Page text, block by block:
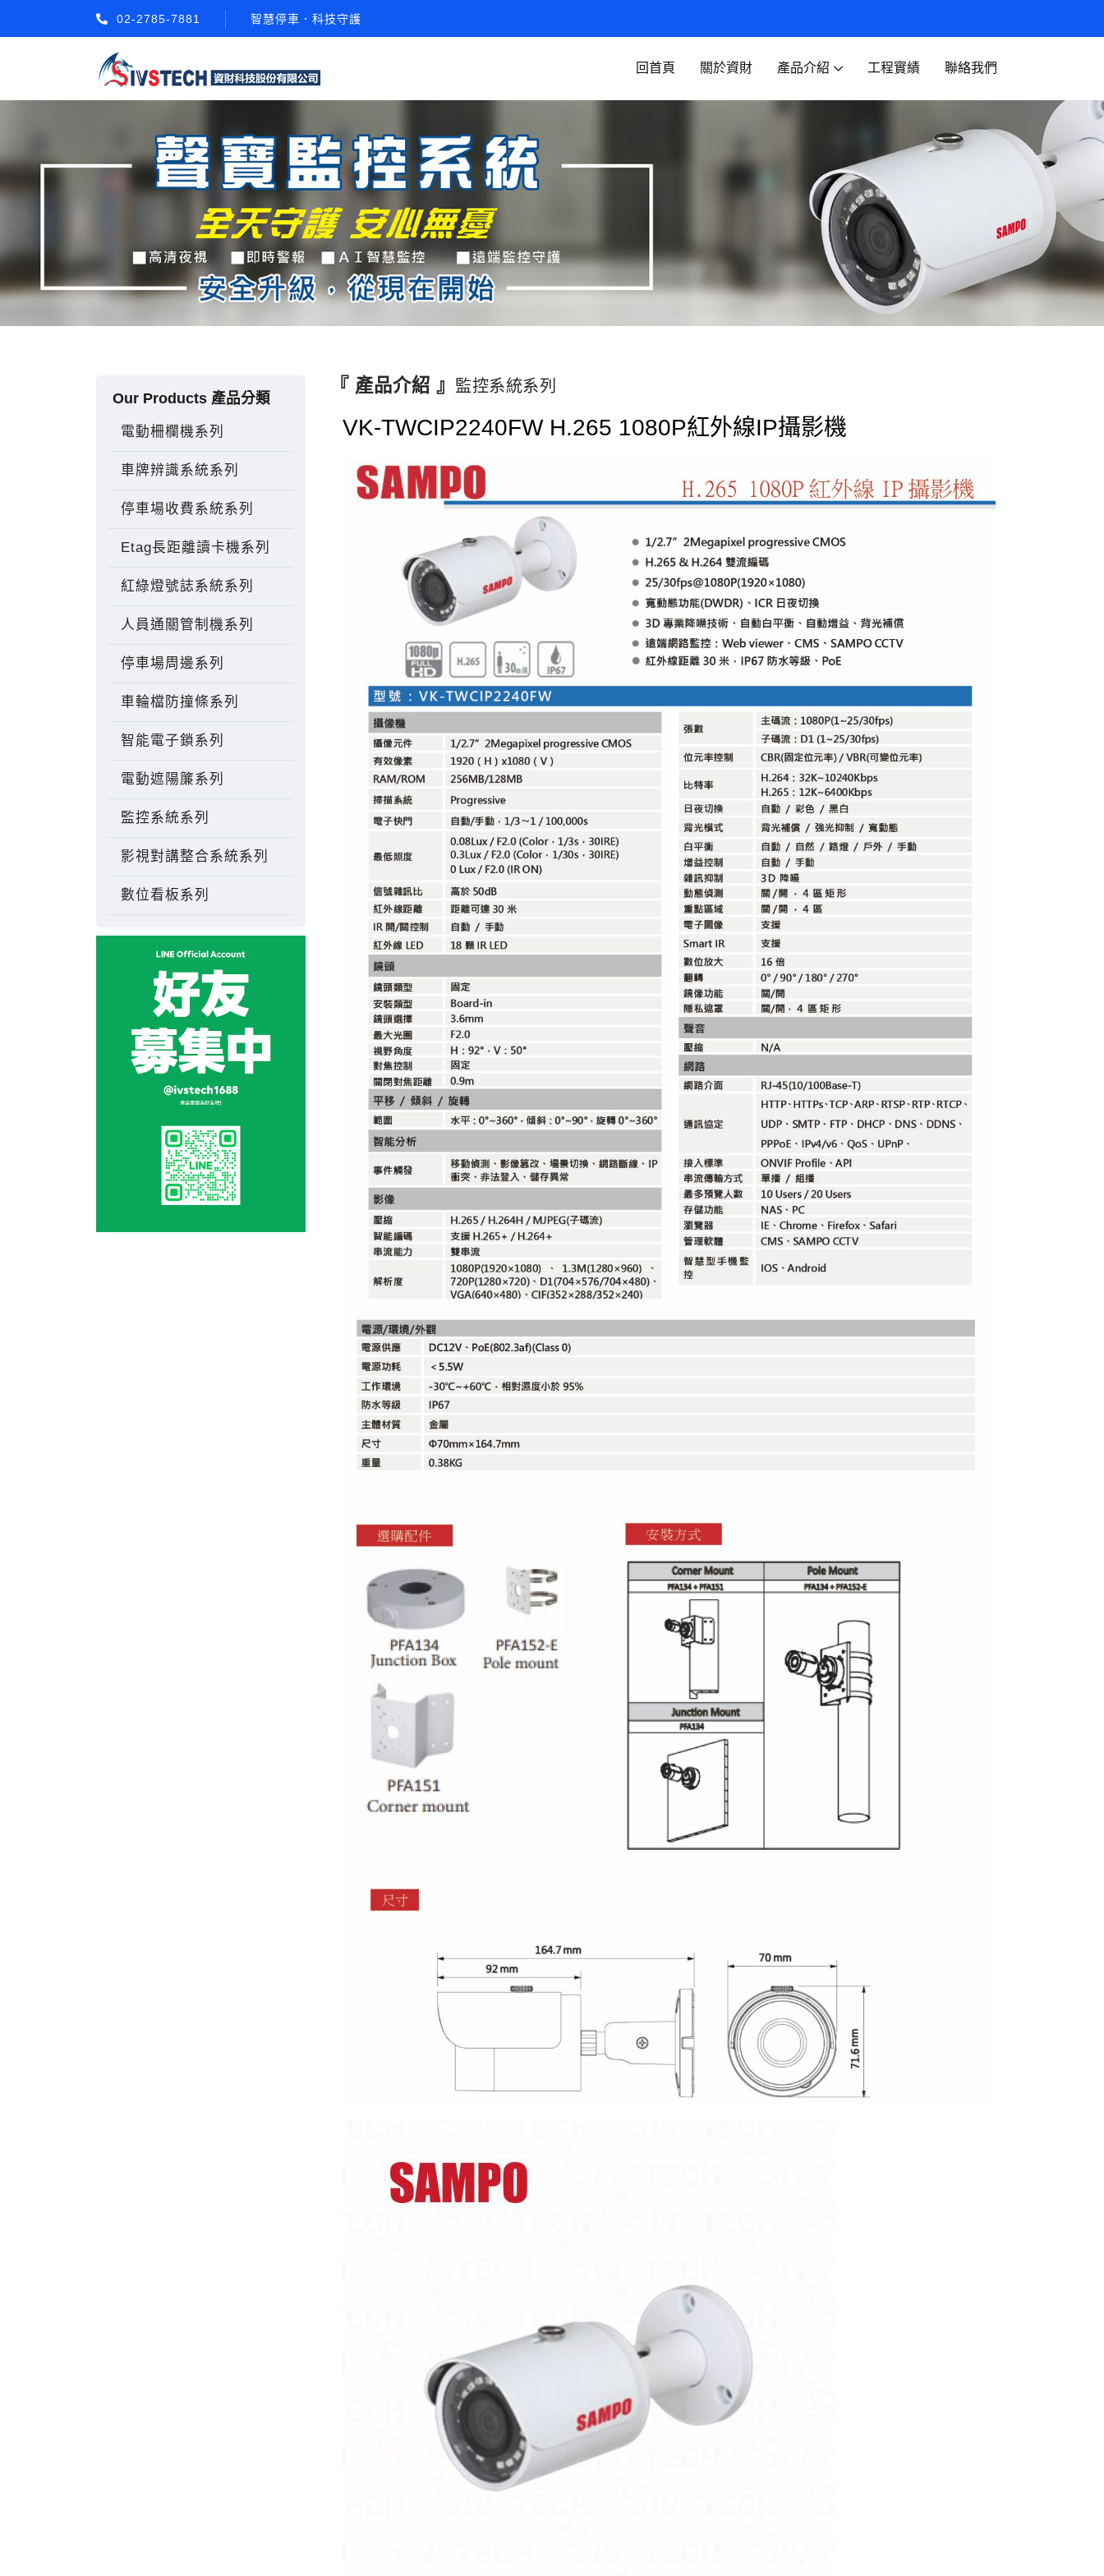
02-2785-7881 智慧停車．科技守護
回首頁 關於資財 產品介紹 工程實績 聯絡我們
Our Products 產品分類
電動柵欄機系列
車牌辨識系統系列
停車場收費系統系列
Etag長距離讀卡機系列
紅綠燈號誌系統系列
人員通關管制機系列
停車場周邊系列
車輪檔防撞條系列
智能電子鎖系列
電動遮陽簾系列
監控系統系列
影視對講整合系統系列
數位看板系列
『 產品介紹 』 監控系統系列
VK-TWCIP2240FW H.265 1080P紅外線IP攝影機